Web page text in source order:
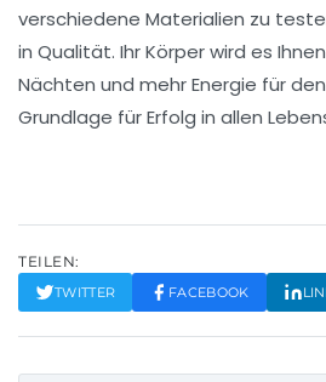
verschiedene Materialien zu
in Qualität. Ihr Körper wird es
Nächten und mehr Energie für
Grundlage für Erfolg in allen
TEILEN:
TWITTER FACEBOOK